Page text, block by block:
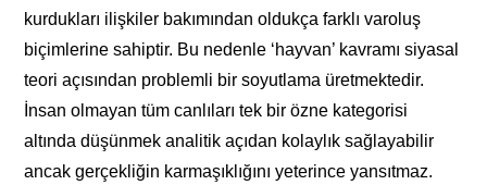
kurdukları ilişkiler bakımından oldukça farklı varoluş
biçimlerine sahiptir. Bu nedenle ‘hayvan’ kavramı siyasal
teori açısından problemli bir soyutlama üretmektedir.
İnsan olmayan tüm canlıları tek bir özne kategorisi
altında düşünmek analitik açıdan kolaylık sağlayabilir
ancak gerçekliğin karmaşıklığını yeterince yansıtmaz.